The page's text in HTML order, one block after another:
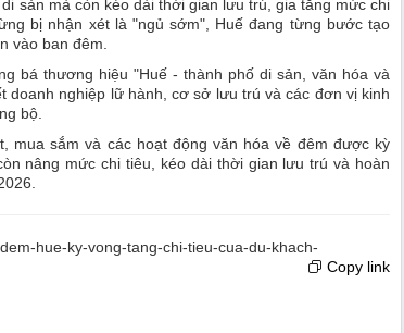
sản mà còn kéo dài thời gian lưu trú, gia tăng mức chi
bị nhận xét là "ngủ sớm", Huế đang từng bước tạo
vào ban đêm.
bá thương hiệu "Huế - thành phố di sản, văn hóa và
doanh nghiệp lữ hành, cơ sở lưu trú và các đơn vị kinh
bộ.
mua sắm và các hoạt động văn hóa về đêm được kỳ
nâng mức chi tiêu, kéo dài thời gian lưu trú và hoàn
hue-ky-vong-tang-chi-tieu-cua-du-khach-
Copy link